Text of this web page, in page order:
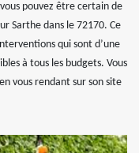
pouvez être certain de
Sarthe dans le 72170. Ce
qui sont d’une
à tous les budgets. Vous
vous rendant sur son site